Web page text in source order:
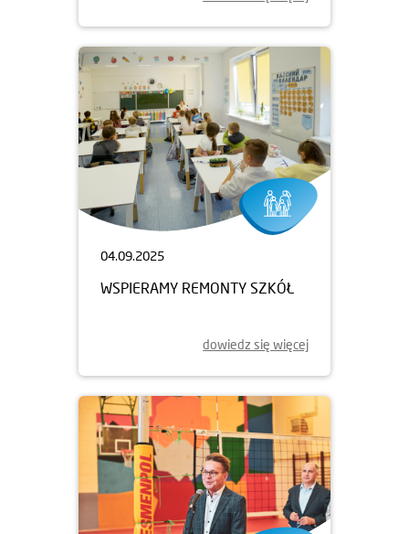
04.09.2025
WSPIERAMY REMONTY SZKÓŁ
dowiedz się więcej